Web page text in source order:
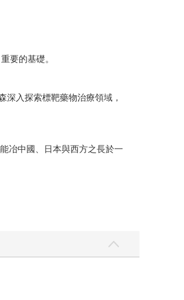
要的基礎。
深入探索標靶藥物治療領域，
冶中國、日本與西方之長於一